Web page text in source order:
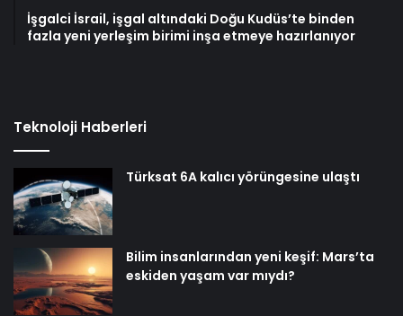
İşgalci İsrail, işgal altındaki Doğu Kudüs’te binden
fazla yeni yerleşim birimi inşa etmeye hazırlanıyor
Teknoloji Haberleri
Türksat 6A kalıcı yörüngesine ulaştı
Bilim insanlarından yeni keşif: Mars’ta
eskiden yaşam var mıydı?